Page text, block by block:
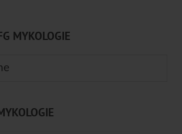
MYKOLOGIE